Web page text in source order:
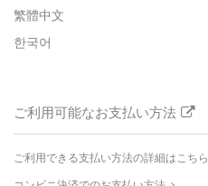
繁體中文
한국어
ご利用可能なお支払い方法
ご利用できる支払い方法の詳細はこちら